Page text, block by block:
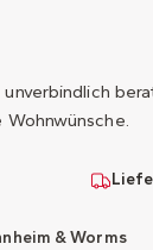
& Worms